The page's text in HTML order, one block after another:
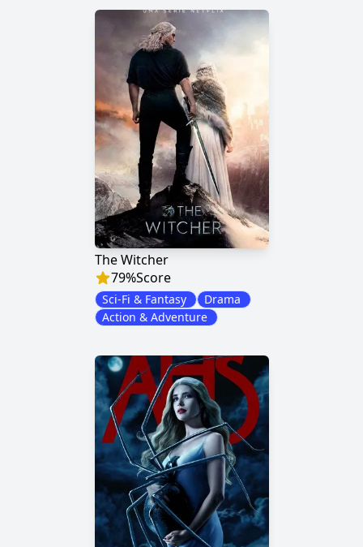
The Witcher
79%Score
Sci-Fi & Fantasy
Drama
Action & Adventure